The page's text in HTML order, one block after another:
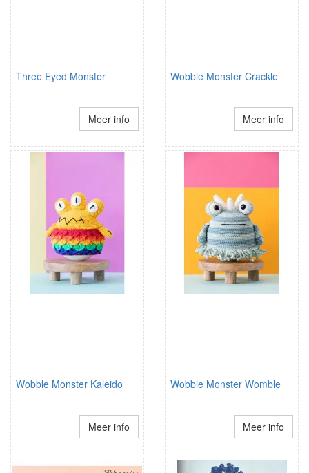
Three Eyed Monster
Meer info
Wobble Monster Crackle
Meer info
Wobble Monster Kaleido
Meer info
Wobble Monster Womble
Meer info